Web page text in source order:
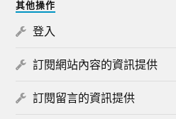
其他操作
登入
訂閱網站內容的資訊提供
訂閱留言的資訊提供